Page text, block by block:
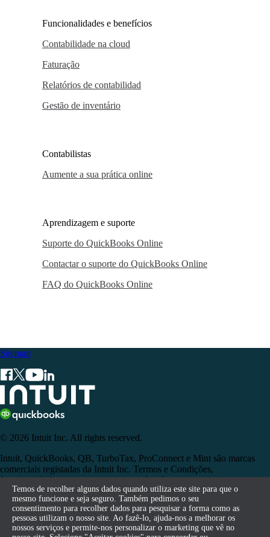
Funcionalidades e benefícios
Contabilidade na cloud
Faturação
Relatórios de contabilidad
Gestão de inventário
Contabilistas
Aumente a sua prática online
Aprendizagem e suporte
Suporte do QuickBooks Online
Contactar o suporte do QuickBooks Online
FAQ do QuickBooks Online
Sitemap
© 2026 Intuit Inc. All rights reserved.
Intuit, QuickBooks, QB, TurboTax, ProConnect e Mint são marcas
comerciais registadas da Intuit Inc. Termos e Condições,
funcionalidades, suporte, preços e opções de serviço sujeitos a
alterações sem aviso prévio.
Ao aceder a e ao utilizar esta página, aceita os Termos e Condições.
Terms of ServiceContact
Temos de recolher alguns dados quando utiliza este site para que o
mesmo funcione e seja seguro. Também pedimos o seu
consentimento para recolher dados para pesquisar a forma como as
pessoas utilizam o nosso site. Ao fazê-lo, ajuda-nos a melhorar os
nossos serviços e permite-nos personalizar o marketing que vê no
Temos de recolher alguns dados quando utiliza este site para que o
mesmo funcione e seja seguro. Também pedimos o seu
consentimento para recolher dados para pesquisar a forma como as
pessoas utilizam o nosso site. Ao fazê-lo, ajuda-nos a melhorar os
nossos serviços e permite-nos personalizar o marketing que vê no